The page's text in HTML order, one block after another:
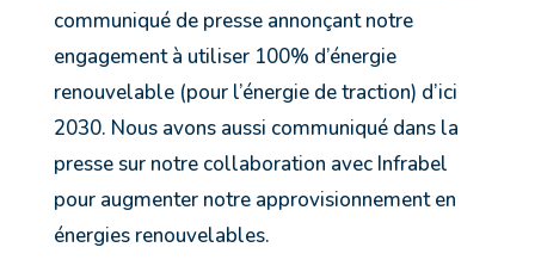
communiqué de presse annonçant notre
engagement à utiliser 100% d’énergie
renouvelable (pour l’énergie de traction) d’ici
2030. Nous avons aussi communiqué dans la
presse sur notre collaboration avec Infrabel
pour augmenter notre approvisionnement en
énergies renouvelables.